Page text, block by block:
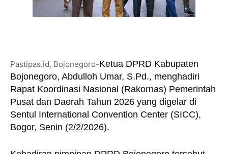
Pastipas.id, Bojonegoro-Ketua DPRD Kabupaten
Bojonegoro, Abdulloh Umar, S.Pd., menghadiri
Rapat Koordinasi Nasional (Rakornas) Pemerintah
Pusat dan Daerah Tahun 2026 yang digelar di
Sentul International Convention Center (SICC),
Bogor, Senin (2/2/2026).